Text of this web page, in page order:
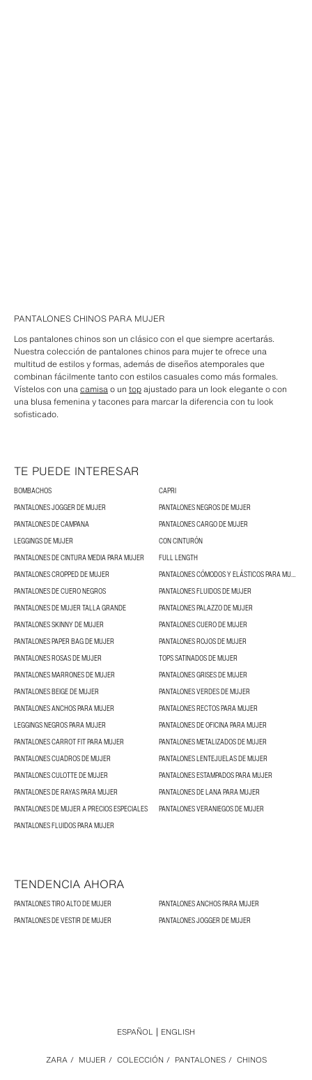
PANTALONES CHINOS PARA MUJER
Los pantalones chinos son un clásico con el que siempre acertarás.
Nuestra colección de pantalones chinos para mujer te ofrece una
multitud de estilos y formas, además de diseños atemporales que
combinan fácilmente tanto con estilos casuales como más formales.
Vístelos con unacamisao un topajustado para un look elegante o con
una blusa femenina y tacones para marcar la diferencia con tu look
sofisticado.
TE PUEDE INTERESAR
BOMBACHOS
CAPRI
PANTALONES JOGGER DE MUJER
PANTALONES NEGROS DE MUJER
PANTALONES DE CAMPANA
PANTALONES CARGO DE MUJER
LEGGINGS DE MUJER
CON CINTURÓN
PANTALONES DE CINTURA MEDIA PARA MUJER
FULL LENGTH
PANTALONES CROPPED DE MUJER
PANTALONES CÓMODOS Y ELÁSTICOS PARA MUJER
PANTALONES DE CUERO NEGROS
PANTALONES FLUIDOS DE MUJER
PANTALONES DE MUJER TALLA GRANDE
PANTALONES PALAZZO DE MUJER
PANTALONES SKINNY DE MUJER
PANTALONES CUERO DE MUJER
PANTALONES PAPER BAG DE MUJER
PANTALONES ROJOS DE MUJER
PANTALONES ROSAS DE MUJER
TOPS SATINADOS DE MUJER
PANTALONES MARRONES DE MUJER
PANTALONES GRISES DE MUJER
PANTALONES BEIGE DE MUJER
PANTALONES VERDES DE MUJER
PANTALONES ANCHOS PARA MUJER
PANTALONES RECTOS PARA MUJER
LEGGINGS NEGROS PARA MUJER
PANTALONES DE OFICINA PARA MUJER
PANTALONES CARROT FIT PARA MUJER
PANTALONES METALIZADOS DE MUJER
PANTALONES CUADROS DE MUJER
PANTALONES LENTEJUELAS DE MUJER
PANTALONES CULOTTE DE MUJER
PANTALONES ESTAMPADOS PARA MUJER
PANTALONES DE RAYAS PARA MUJER
PANTALONES DE LANA PARA MUJER
PANTALONES DE MUJER A PRECIOS ESPECIALES
PANTALONES VERANIEGOS DE MUJER
PANTALONES FLUIDOS PARA MUJER
TENDENCIA AHORA
PANTALONES TIRO ALTO DE MUJER
PANTALONES ANCHOS PARA MUJER
PANTALONES DE VESTIR DE MUJER
PANTALONES JOGGER DE MUJER
ZARA / MUJER / COLECCIÓN / PANTALONES / CHINOS
ESPAÑOL ENGLISH